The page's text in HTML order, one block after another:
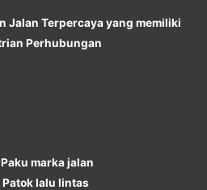
Jalan Terpercaya yang memiliki
Perhubungan
marka jalan
lalu lintas